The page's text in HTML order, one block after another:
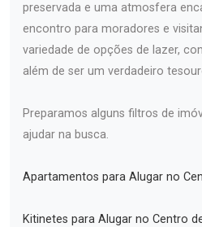
preservada e uma atmosfera
encontro para moradores e
variedade de opções de lazer,
além de ser um verdadeiro
Preparamos alguns filtros de
ajudar na busca.
Apartamentos para Alugar no
Kitinetes para Alugar no Centro